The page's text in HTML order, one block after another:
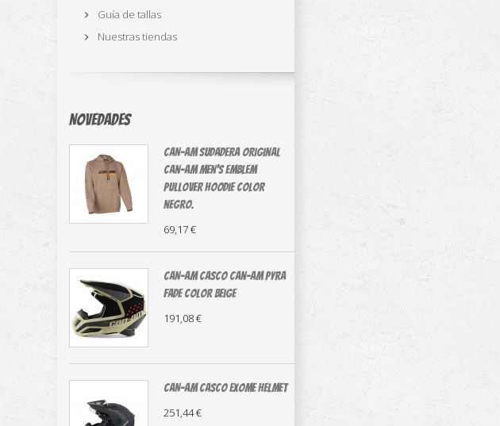
Guía de tallas
Nuestras tiendas
Novedades
CAN-AM sudadera original
⁠Can-Am Men's Emblem
Pullover Hoodie color
negro.
69,17 €
CAN-AM casco Can-Am Pyra
Fade color beige
191,08 €
CAN-AM CASCO EXOME HELMET
251,44 €